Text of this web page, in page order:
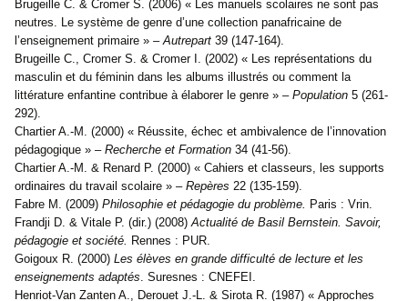
Brugeille C. & Cromer S. (2006) « Les manuels scolaires ne sont pas
neutres. Le système de genre d’une collection panafricaine de
l’enseignement primaire » –Autrepart 39 (147-164).
Brugeille C., Cromer S. & Cromer I. (2002) « Les représentations du
masculin et du féminin dans les albums illustrés ou comment la
littérature enfantine contribue à élaborer le genre » – Population 5 (261-
292).
Chartier A.-M. (2000) « Réussite, échec et ambivalence de l’innovation
pédagogique » – Recherche et Formation 34 (41-56).
Chartier A.-M. & Renard P. (2000) « Cahiers et classeurs, les supports
ordinaires du travail scolaire » – Repères 22 (135-159).
Fabre M. (2009) Philosophie et pédagogie du problème. Paris : Vrin.
Frandji D. & Vitale P. (dir.) (2008)Actualité de Basil Bernstein. Savoir,
pédagogie et société. Rennes : PUR.
Goigoux R. (2000) Les élèves en grande difficulté de lecture et les
enseignements adaptés. Suresnes : CNEFEI.
Henriot-Van Zanten A., Derouet J.-L. & Sirota R. (1987) « Approches